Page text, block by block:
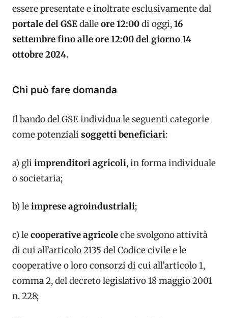
essere presentate e inoltrate esclusivamente dal
portale del GSEdalleore 12:00di oggi,16
settembre fino alle ore 12:00 del giorno 14
ottobre 2024.
Chi può fare domanda
Il bando del GSE individua le seguenti categorie
come potenziali soggetti beneficiari:
a) gli imprenditori agricoli, in forma individuale
o societaria;
b) leimprese agroindustriali;
c) lecooperative agricoleche svolgono attività
di cui all’articolo 2135 del Codice civile e le
cooperative o loro consorzi di cui all’articolo 1,
comma 2, del decreto legislativo 18 maggio 2001
n. 228;